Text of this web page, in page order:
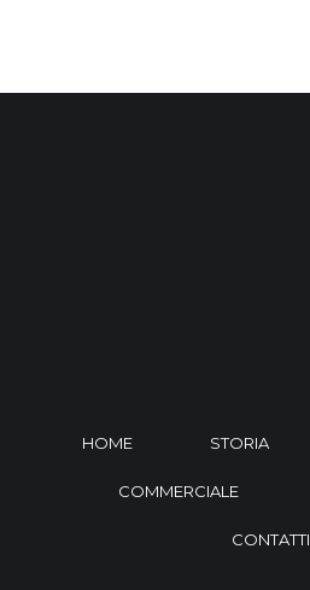
HOME STORIA
COMMERCIALE
CONTATTI